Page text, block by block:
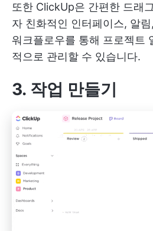
또한 ClickUp은 간편한 드래
자 친화적인 인터페이스, 알
워크플로우를 통해 프로젝트
적으로 관리할 수 있습니다.
3. 작업 만들기